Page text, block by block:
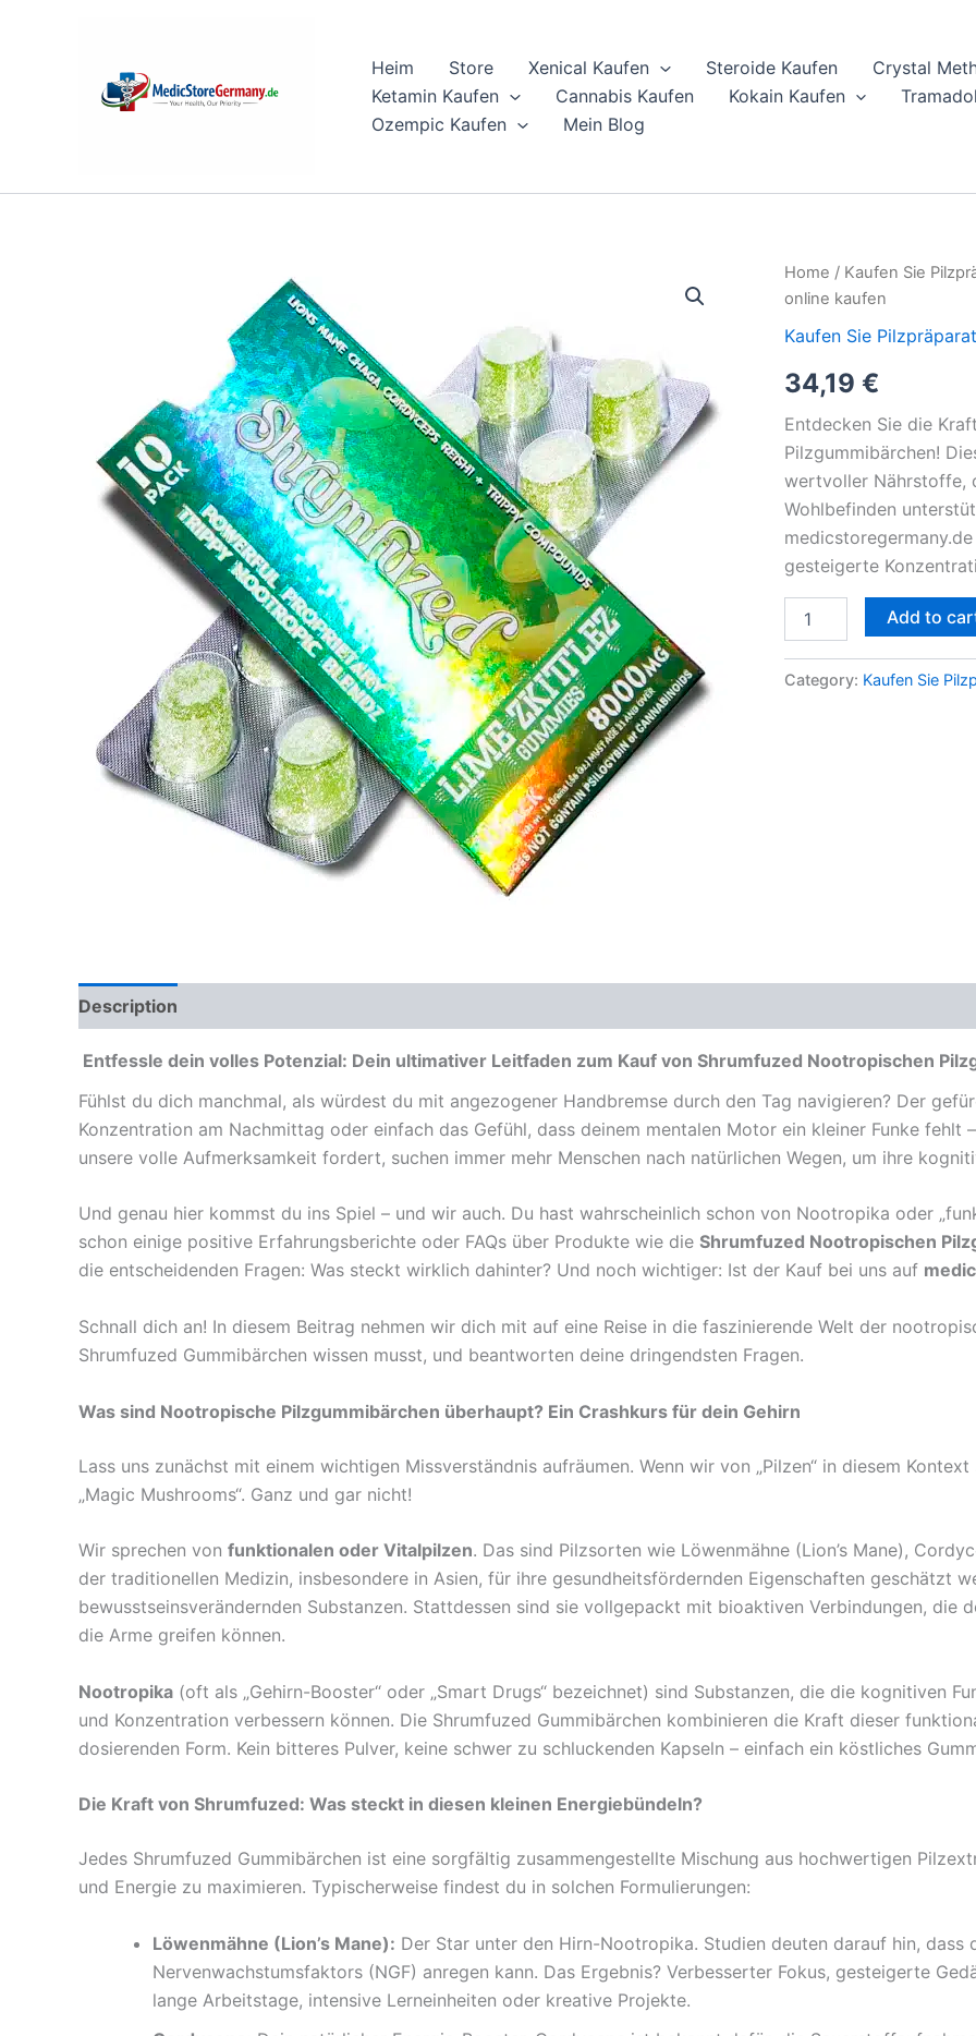
Heim Store Xenical Kaufen Steroide Kaufen
Crystal
Ketamin Kaufen
Cannabis Kaufen Kokain Kaufen
Ozempic Kaufen
Mein Blog
Home / Kaufen Sie
online kaufen
Kaufen Sie
34,19 €
Entdecken Sie die
Pilzgummibärchen!
wertvoller Nährstoffe,
Wohlbefinden
gesteigerte
Shrumfuzed
Nootropische
online
quantity
Add to
Category: Kaufen Sie
Description
Entfessle dein volles Potenzial: Dein ultimativer Leitfaden zum Kauf von Shrumfuzed Nootropischen
Fühlst du dich manchmal, als würdest du mit angezogener Handbremse durch den Tag navigieren? Der
Konzentration am Nachmittag oder einfach das Gefühl, dass deinem mentalen Motor ein kleiner Funke fehlt
unsere volle Aufmerksamkeit fordert, suchen immer mehr Menschen nach natürlichen Wegen, um ihre
Und genau hier kommst du ins Spiel – und wir auch. Du hast wahrscheinlich schon von Nootropika oder
schon einige positive Erfahrungsberichte oder FAQs über Produkte wie die Shrumfuzed Nootropischen
die entscheidenden Fragen: Was steckt wirklich dahinter? Und noch wichtiger: Ist der Kauf bei uns auf
Schnall dich an! In diesem Beitrag nehmen wir dich mit auf eine Reise in die faszinierende Welt der
Shrumfuzed Gummibärchen wissen musst, und beantworten deine dringendsten Fragen.
Was sind Nootropische Pilzgummibärchen überhaupt? Ein Crashkurs für dein Gehirn
Lass uns zunächst mit einem wichtigen Missverständnis aufräumen. Wenn wir von „Pilzen“ in diesem
„Magic Mushrooms“. Ganz und gar nicht!
Wir sprechen von funktionalen oder Vitalpilzen. Das sind Pilzsorten wie Löwenmähne (Lion’s Mane),
der traditionellen Medizin, insbesondere in Asien, für ihre gesundheitsfördernden Eigenschaften geschätzt
bewusstseinsverändernden Substanzen. Stattdessen sind sie vollgepackt mit bioaktiven Verbindungen, die
die Arme greifen können.
Nootropika (oft als „Gehirn-Booster“ oder „Smart Drugs“ bezeichnet) sind Substanzen, die die kognitiven
und Konzentration verbessern können. Die Shrumfuzed Gummibärchen kombinieren die Kraft dieser
dosierenden Form. Kein bitteres Pulver, keine schwer zu schluckenden Kapseln – einfach ein köstliches
Die Kraft von Shrumfuzed: Was steckt in diesen kleinen Energiebündeln?
Jedes Shrumfuzed Gummibärchen ist eine sorgfältig zusammengestellte Mischung aus hochwertigen
und Energie zu maximieren. Typischerweise findest du in solchen Formulierungen:
Löwenmähne (Lion’s Mane): Der Star unter den Hirn-Nootropika. Studien deuten darauf hin, dass
Nervenwachstumsfaktors (NGF) anregen kann. Das Ergebnis? Verbesserter Fokus, gesteigerte
lange Arbeitstage, intensive Lerneinheiten oder kreative Projekte.